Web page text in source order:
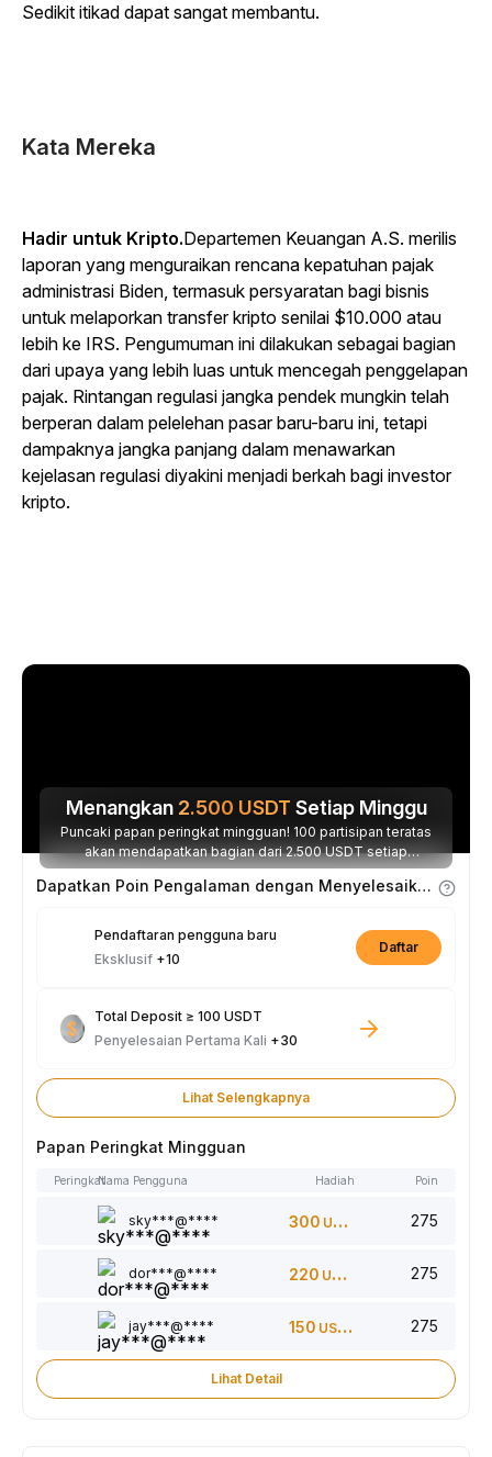
Sedikit itikad dapat sangat membantu.
Kata Mereka
Hadir untuk Kripto.Departemen Keuangan A.S. merilis
laporan yang menguraikan rencana kepatuhan pajak
administrasi Biden, termasuk persyaratan bagi bisnis
untuk melaporkan transfer kripto senilai $10.000 atau
lebih ke IRS. Pengumuman ini dilakukan sebagai bagian
dari upaya yang lebih luas untuk mencegah penggelapan
pajak. Rintangan regulasi jangka pendek mungkin telah
berperan dalam pelelehan pasar baru-baru ini, tetapi
dampaknya jangka panjang dalam menawarkan
kejelasan regulasi diyakini menjadi berkah bagi investor
kripto.
Menangkan 2.500 USDT Setiap Minggu
Puncaki papan peringkat mingguan! 100 partisipan teratas
akan mendapatkan bagian dari 2.500 USDT setiap
minggunya.
Dapatkan Poin Pengalaman dengan Menyelesaikan Tugas
Pendaftaran pengguna baru
Eksklusif +10
Daftar
Total Deposit ≥ 100 USDT
Penyelesaian Pertama Kali +30
Lihat Selengkapnya
Papan Peringkat Mingguan
PeringkatNama Pengguna Hadiah Poin
sky***@**** 300 USDT 275
dor***@**** 220 USDT 275
jay***@**** 150 USDT 275
Lihat Detail